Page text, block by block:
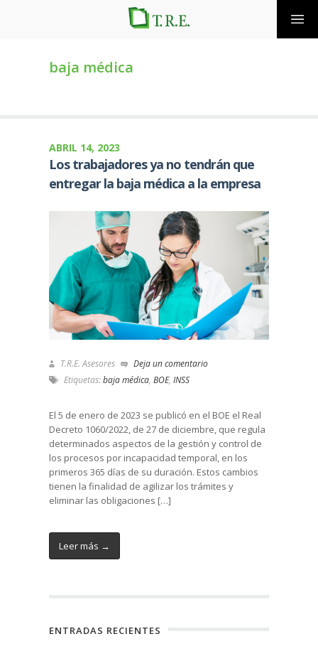
baja médica
ABRIL 14, 2023
Los trabajadores ya no tendrán que
entregar la baja médica a la empresa
T.R.E. Asesores
Deja un comentario
Etiquetas:baja médica, BOE, INSS
El 5 de enero de 2023 se publicó en el BOE el Real
Decreto 1060/2022, de 27 de diciembre, que regula
determinados aspectos de la gestión y control de
los procesos por incapacidad temporal, en los
primeros 365 días de su duración. Estos cambios
tienen la finalidad de agilizar los trámites y
eliminar las obligaciones […]
Leer más →
ENTRADAS RECIENTES